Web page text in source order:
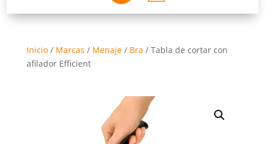
Inicio/ Marcas / Menaje/ Bra / Tabla de cortar con
afilador Efficient